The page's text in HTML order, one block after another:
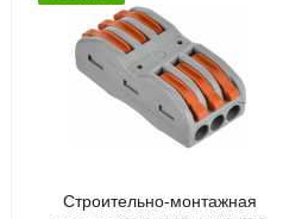
Строительно-монтажная